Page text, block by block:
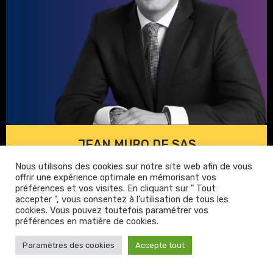
JEAN MURO DE SAS
Nous utilisons des cookies sur notre site web afin de vous
offrir une expérience optimale en mémorisant vos
préférences et vos visites. En cliquant sur " Tout
accepter ", vous consentez à l’utilisation de tous les
cookies. Vous pouvez toutefois paramétrer vos
préférences en matière de cookies.
Paramètres des cookies Accepte tout